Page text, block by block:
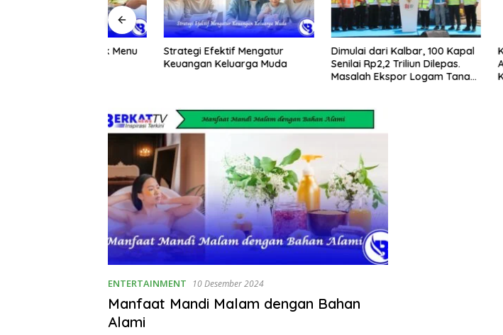
Strategi Efektif Mengatur
Keuangan Keluarga Muda
Dimulai dari Kalbar, 100 Kapal
Senilai Rp2,2 Triliun Dilepas.
Masalah Ekspor Logam Tanah
Kalbar Tuan
Akbar Lintas
Kalimantan
ENTERTAINMENT 10 Desember 2024
Manfaat Mandi Malam dengan Bahan
Alami